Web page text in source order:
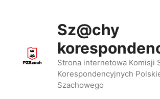
Sz@chy
Strona internetowa Komisji
Korespondencyjnych
Szachowego